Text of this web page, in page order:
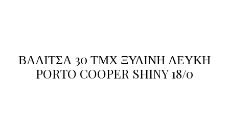
ΒΑΛΙΤΣΑ 30 ΤΜΧ ΞΥΛΙΝΗ ΛΕΥΚΗ
PORTO COOPER SHINY 18/0